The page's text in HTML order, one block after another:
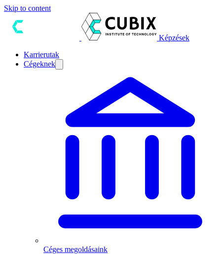
Skip to content
Képzések
Karrierutak
Cégeknek
Céges megoldásaink